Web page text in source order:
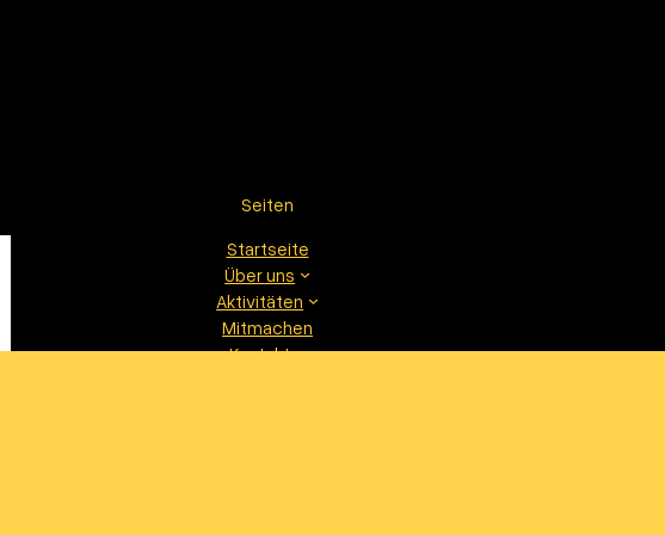
Seiten
Startseite
Über uns
Aktivitäten
Mitmachen
Kontakt